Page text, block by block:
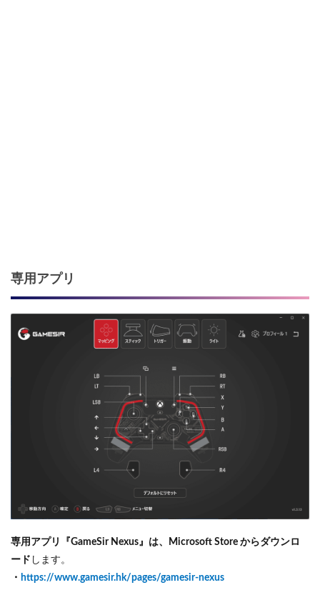
専用アプリ
専用アプリ『GameSir Nexus』は、Microsoft Store からダウンロ
ード します。
・ https://www.gamesir.hk/pages/gamesir-nexus